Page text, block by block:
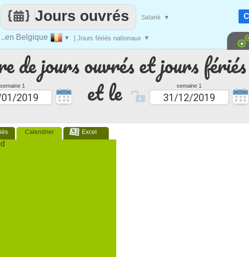
de jours ouvrés et jours fériés
semaine 1 et le semaine 1
Calendrier Excel
..en Belgique ▼ | Jours fériés nationaux ▼
Jours ouvrés Salarié ▼